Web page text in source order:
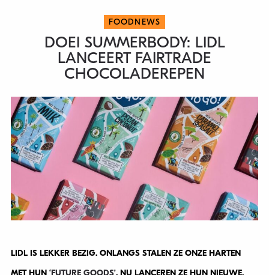
FOODNEWS
DOEI SUMMERBODY: LIDL
LANCEERT FAIRTRADE
CHOCOLADEREPEN
LIDL IS LEKKER BEZIG. ONLANGS STALEN ZE ONZE HARTEN
MET HUN ‘FUTURE GOODS’, NU LANCEREN ZE HUN NIEUWE,